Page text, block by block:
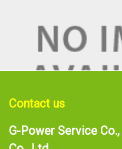
Contact us
G-Power Service